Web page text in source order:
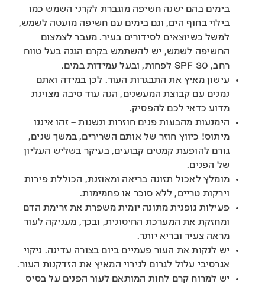
בימים בהם ישנה חשיפה מוגברת לקרני השמש כמו
בילוי בחוף הים, וגם בימים עם חשיפה מועטה לשמש,
למשל כשיוצאים לסידורים בעיר. מעבר לצמצום
החשיפה לשמש, יש להשתמש בקרם הגנה בעל טווח
רחב, SPF 30 לפחות, ובעל עמידות במים.
עישון מאיץ את התבגרות העור. לכן במידה ואתם
נמנים עם קבוצת המעשנים, הנה עוד סיבה מצוינת
מדוע כדאי לכם להפסיק.
הימנעות מהבעות פנים חוזרות ונשנות – זהו איננו
מיתוס! כיווץ חוזר של אותם השרירים, במשך שנים,
גורם להופעת קמטים קבועים, בעיקר בשליש העליון
של הפנים.
מומלץ לאכול תזונה בריאה ומאוזנת, הכוללת פירות
וירקות טריים, ללא סוכר או פחמימות.
פעילות גופנית מתונה יומית משפרת את זרימת הדם
ומחזקת את המערכת החיסונית, ובכך, מעניקה לעור
מראה צעיר ובריא יותר.
יש לנקות את העור פעמיים ביום בצורה עדינה. ניקוי
אגרסיבי עלול לגרום לגירוי המאיץ את הזדקנות העור.
יש למרוח קרם לחות המותאם לעור הפנים על בסיס